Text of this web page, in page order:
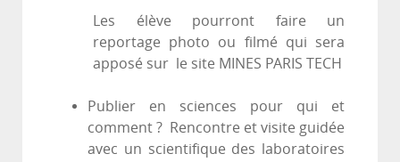
Les élève pourront faire un
reportage photo ou filmé qui sera
apposé sur le site MINES PARIS TECH
Publier en sciences pour qui et
comment ? Rencontre et visite guidée
avec un scientifique des laboratoires